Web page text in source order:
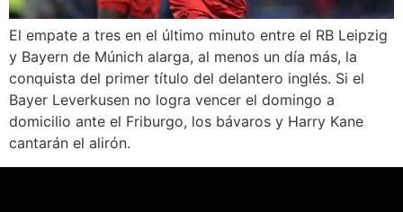
El empate a tres en el último minuto entre el RB Leipzig
y Bayern de Múnich alarga, al menos un día más, la
conquista del primer título del delantero inglés. Si el
Bayer Leverkusen no logra vencer el domingo a
domicilio ante el Friburgo, los bávaros y Harry Kane
cantarán el alirón.